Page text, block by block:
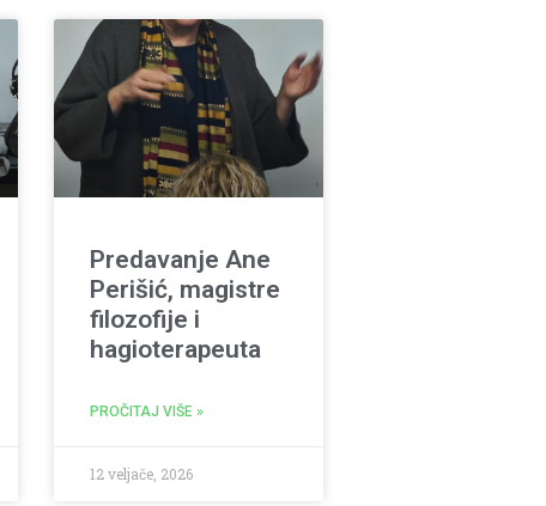
Predavanje Ane
Perišić, magistre
filozofije i
hagioterapeuta
PROČITAJ VIŠE »
12 veljače, 2026